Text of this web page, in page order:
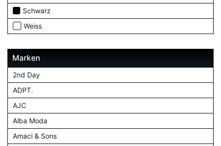
Schwarz
Weiss
Marken
2nd Day
ADPT.
AJC
Alba Moda
Amaci & Sons